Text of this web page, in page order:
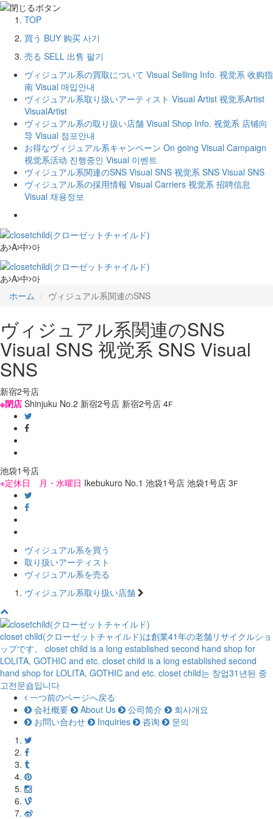
TOP
買う BUY 购买 사기
売る SELL 出售 팔기
ヴィジュアル系の買取について Visual Selling Info. 视觉系 收购指
南 Visual 매입안내
ヴィジュアル系取り扱いアーティスト Visual Artist 视觉系Artist
VisualArtist
ヴィジュアル系の取り扱い店舗 Visual Shop Info. 视觉系 店铺向
导 Visual 점포안내
お得なヴィジュアル系キャンペーン On going Visual Campaign
视觉系活动 진행중인 Visual 이벤트
ヴィジュアル系関連のSNS Visual SNS 视觉系 SNS Visual SNS
ヴィジュアル系の採用情報 Visual Carriers 视觉系 招聘信息
Visual 채용정보
あ A 中 아
あ A 中 아
ホーム
ヴィジュアル系関連のSNS
ヴィジュアル系関連のSNS
Visual SNS 视觉系 SNS Visual
SNS
新宿2号店
※閉店 Shinjuku No.2 新宿2号店 新宿2号店 4F
池袋1号店
※定休日 月・水曜日 Ikebukuro No.1 池袋1号店 池袋1号店 3F
ヴィジュアル系を買う
取り扱いアーティスト
ヴィジュアル系を売る
ヴィジュアル系取り扱い店舗
closet child(クローゼットチャイルド)は創業41年の老舗リサイクルショ
ップです。
closet child is a long established second hand shop for
LOLITA, GOTHIC and etc. closet child is a long established second
hand shop for LOLITA, GOTHIC and etc. closet child는 창업31년된 중
고전문숍입니다
一つ前のページへ戻る
会社概要
About Us 公司简介
회사개요
お問い合わせ
Inquiries 咨询 문의